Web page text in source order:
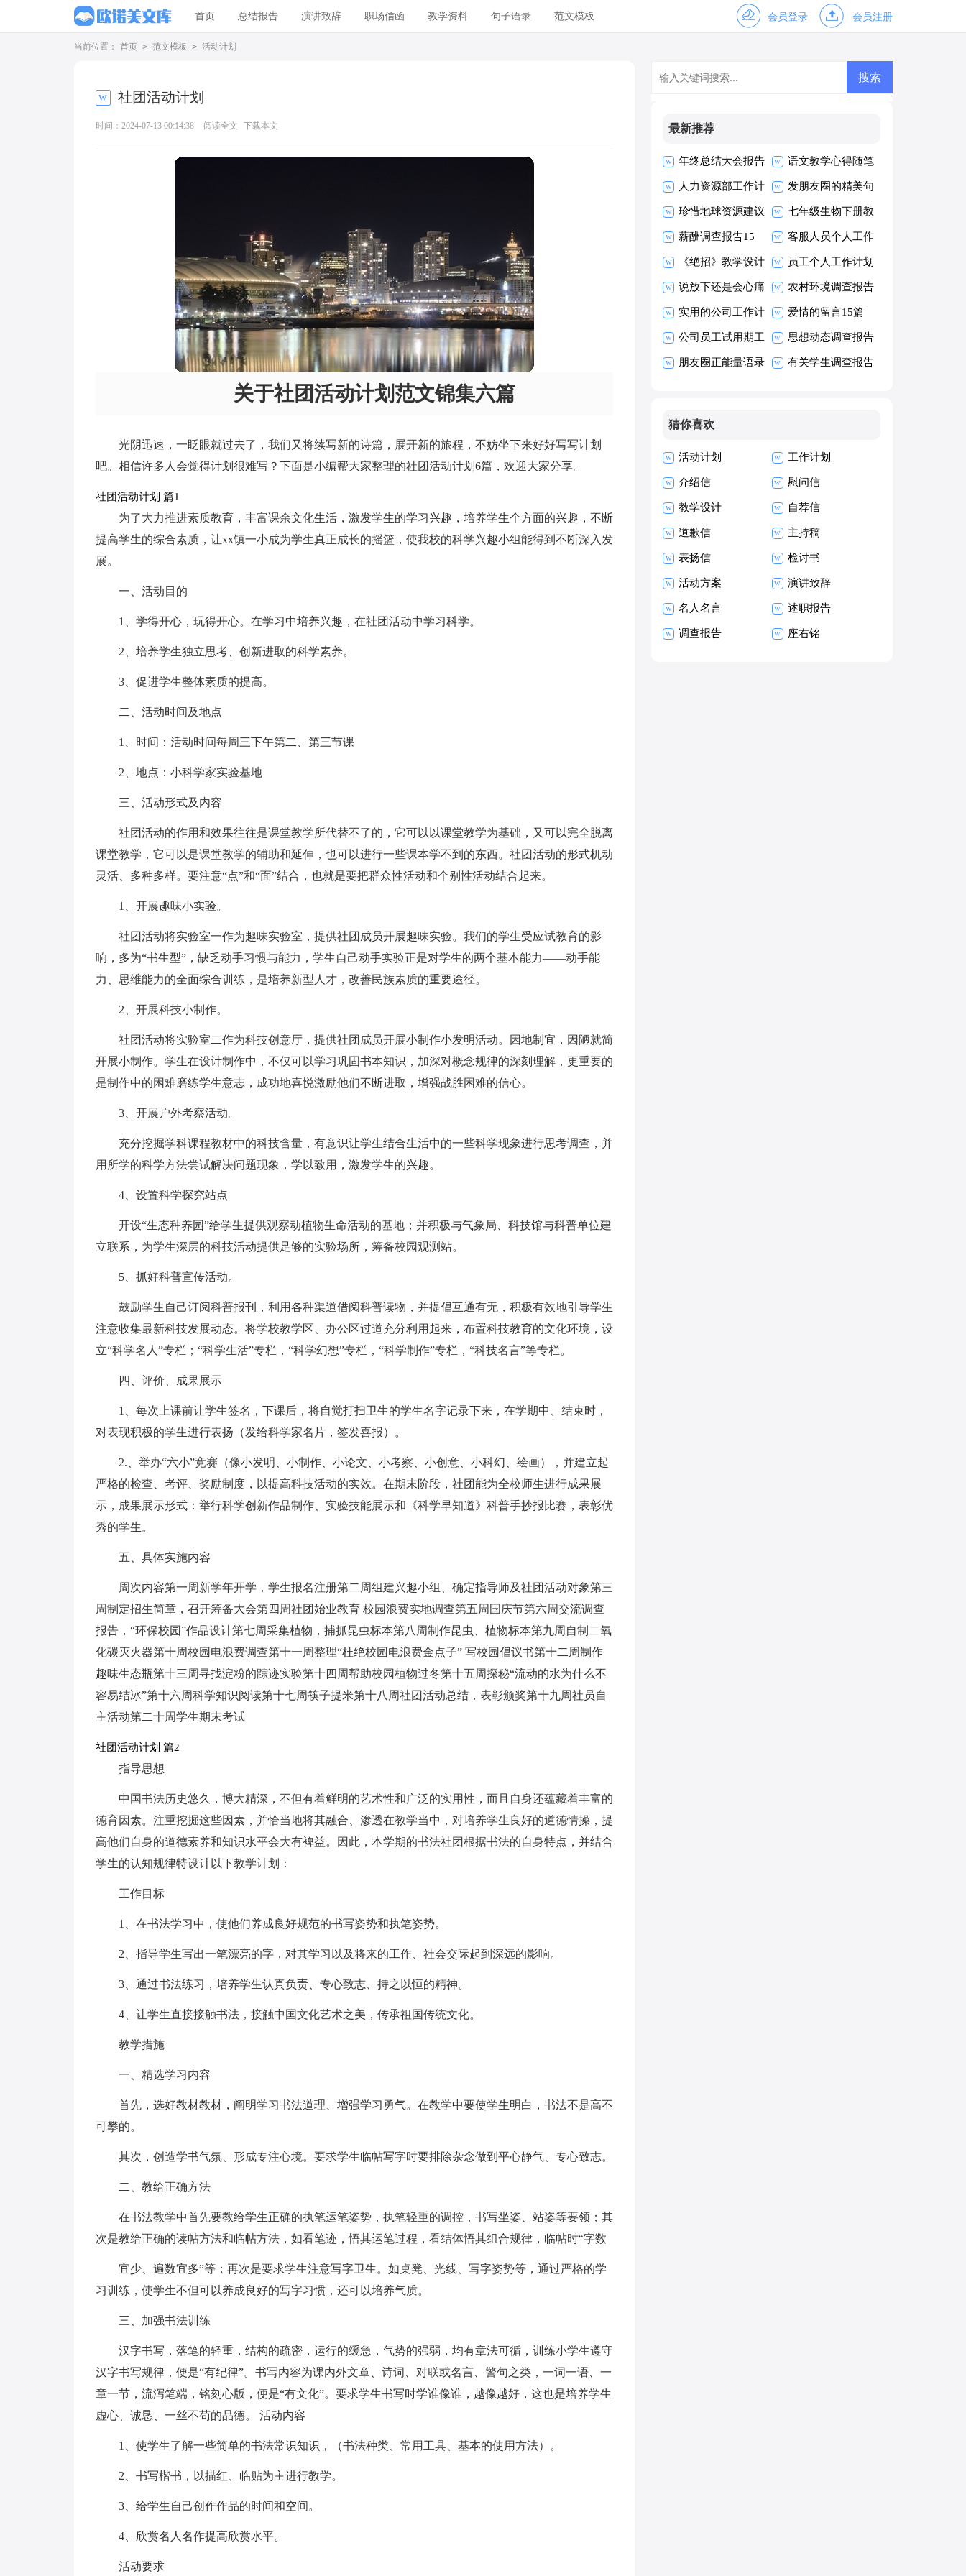
首页 总结报告 演讲致辞 职场信函 教学资料 句子语录 范文模板 会员登录 会员注册
当前位置： 首页 > 范文模板 > 活动计划
社团活动计划
时间：2024-07-13 00:14:38 阅读全文 下载本文
关于社团活动计划范文锦集六篇
光阴迅速，一眨眼就过去了，我们又将续写新的诗篇，展开新的旅程，不妨坐下来好好写写计划
吧。相信许多人会觉得计划很难写？下面是小编帮大家整理的社团活动计划6篇，欢迎大家分享。
社团活动计划 篇1
为了大力推进素质教育，丰富课余文化生活，激发学生的学习兴趣，培养学生个方面的兴趣，不断
提高学生的综合素质，让xx镇一小成为学生真正成长的摇篮，使我校的科学兴趣小组能得到不断深入发
展。
一、活动目的
1、学得开心，玩得开心。在学习中培养兴趣，在社团活动中学习科学。
2、培养学生独立思考、创新进取的科学素养。
3、促进学生整体素质的提高。
二、活动时间及地点
1、时间：活动时间每周三下午第二、第三节课
2、地点：小科学家实验基地
三、活动形式及内容
社团活动的作用和效果往往是课堂教学所代替不了的，它可以以课堂教学为基础，又可以完全脱离
课堂教学，它可以是课堂教学的辅助和延伸，也可以进行一些课本学不到的东西。社团活动的形式机动
灵活、多种多样。要注意“点”和“面”结合，也就是要把群众性活动和个别性活动结合起来。
1、开展趣味小实验。
社团活动将实验室一作为趣味实验室，提供社团成员开展趣味实验。我们的学生受应试教育的影
响，多为“书生型”，缺乏动手习惯与能力，学生自己动手实验正是对学生的两个基本能力——动手能
力、思维能力的全面综合训练，是培养新型人才，改善民族素质的重要途径。
2、开展科技小制作。
社团活动将实验室二作为科技创意厅，提供社团成员开展小制作小发明活动。因地制宜，因陋就简
开展小制作。学生在设计制作中，不仅可以学习巩固书本知识，加深对概念规律的深刻理解，更重要的
是制作中的困难磨练学生意志，成功地喜悦激励他们不断进取，增强战胜困难的信心。
3、开展户外考察活动。
充分挖掘学科课程教材中的科技含量，有意识让学生结合生活中的一些科学现象进行思考调查，并
用所学的科学方法尝试解决问题现象，学以致用，激发学生的兴趣。
4、设置科学探究站点
开设“生态种养园”给学生提供观察动植物生命活动的基地；并积极与气象局、科技馆与科普单位建
立联系，为学生深层的科技活动提供足够的实验场所，筹备校园观测站。
5、抓好科普宣传活动。
鼓励学生自己订阅科普报刊，利用各种渠道借阅科普读物，并提倡互通有无，积极有效地引导学生
注意收集最新科技发展动态。将学校教学区、办公区过道充分利用起来，布置科技教育的文化环境，设
立“科学名人”专栏；“科学生活”专栏，“科学幻想”专栏，“科学制作”专栏，“科技名言”等专栏。
四、评价、成果展示
1、每次上课前让学生签名，下课后，将自觉打扫卫生的学生名字记录下来，在学期中、结束时，
对表现积极的学生进行表扬（发给科学家名片，签发喜报）。
2.、举办“六小”竞赛（像小发明、小制作、小论文、小考察、小创意、小科幻、绘画），并建立起
严格的检查、考评、奖励制度，以提高科技活动的实效。在期末阶段，社团能为全校师生进行成果展
示，成果展示形式：举行科学创新作品制作、实验技能展示和《科学早知道》科普手抄报比赛，表彰优
秀的学生。
五、具体实施内容
周次内容第一周新学年开学，学生报名注册第二周组建兴趣小组、确定指导师及社团活动对象第三
周制定招生简章，召开筹备大会第四周社团始业教育 校园浪费实地调查第五周国庆节第六周交流调查
报告，“环保校园”作品设计第七周采集植物，捕抓昆虫标本第八周制作昆虫、植物标本第九周自制二氧
化碳灭火器第十周校园电浪费调查第十一周整理“杜绝校园电浪费金点子” 写校园倡议书第十二周制作
趣味生态瓶第十三周寻找淀粉的踪迹实验第十四周帮助校园植物过冬第十五周探秘“流动的水为什么不
容易结冰”第十六周科学知识阅读第十七周筷子提米第十八周社团活动总结，表彰颁奖第十九周社员自
主活动第二十周学生期末考试
社团活动计划 篇2
指导思想
中国书法历史悠久，博大精深，不但有着鲜明的艺术性和广泛的实用性，而且自身还蕴藏着丰富的
德育因素。注重挖掘这些因素，并恰当地将其融合、渗透在教学当中，对培养学生良好的道德情操，提
高他们自身的道德素养和知识水平会大有裨益。因此，本学期的书法社团根据书法的自身特点，并结合
学生的认知规律特设计以下教学计划：
工作目标
1、在书法学习中，使他们养成良好规范的书写姿势和执笔姿势。
2、指导学生写出一笔漂亮的字，对其学习以及将来的工作、社会交际起到深远的影响。
3、通过书法练习，培养学生认真负责、专心致志、持之以恒的精神。
4、让学生直接接触书法，接触中国文化艺术之美，传承祖国传统文化。
教学措施
一、精选学习内容
首先，选好教材教材，阐明学习书法道理、增强学习勇气。在教学中要使学生明白，书法不是高不
可攀的。
其次，创造学书气氛、形成专注心境。要求学生临帖写字时要排除杂念做到平心静气、专心致志。
二、教给正确方法
在书法教学中首先要教给学生正确的执笔运笔姿势，执笔轻重的调控，书写坐姿、站姿等要领；其
次是教给正确的读帖方法和临帖方法，如看笔迹，悟其运笔过程，看结体悟其组合规律，临帖时“字数
宜少、遍数宜多”等；再次是要求学生注意写字卫生。如桌凳、光线、写字姿势等，通过严格的学
习训练，使学生不但可以养成良好的写字习惯，还可以培养气质。
三、加强书法训练
汉字书写，落笔的轻重，结构的疏密，运行的缓急，气势的强弱，均有章法可循，训练小学生遵守
汉字书写规律，便是“有纪律”。书写内容为课内外文章、诗词、对联或名言、警句之类，一词一语、一
章一节，流泻笔端，铭刻心版，便是“有文化”。要求学生书写时学谁像谁，越像越好，这也是培养学生
虚心、诚恳、一丝不苟的品德。 活动内容
1、使学生了解一些简单的书法常识知识，（书法种类、常用工具、基本的使用方法）。
2、书写楷书，以描红、临贴为主进行教学。
3、给学生自己创作作品的时间和空间。
4、欣赏名人名作提高欣赏水平。
活动要求
最新推荐
年终总结大会报告 语文教学心得随笔
人力资源部工作计
划
发朋友圈的精美句
子15篇
珍惜地球资源建议
书
七年级生物下册教
学计划
薪酬调查报告15
篇
客服人员个人工作
总结
《绝招》教学设计 员工个人工作计划
范文
说放下还是会心痛
个性签名
农村环境调查报告
15篇
实用的公司工作计
划模板汇编7篇
爱情的留言15篇
公司员工试用期工
作总结
思想动态调查报告
朋友圈正能量语录 有关学生调查报告
猜你喜欢
活动计划 工作计划
介绍信 慰问信
教学设计 自荐信
道歉信 主持稿
表扬信 检讨书
活动方案 演讲致辞
名人名言 述职报告
调查报告 座右铭